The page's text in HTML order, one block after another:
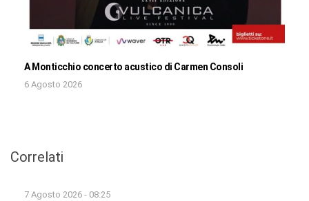
A Monticchio concerto acustico di Carmen Consoli
6 Agosto 2026
Correlati
7 Agosto 2026 - 08:25